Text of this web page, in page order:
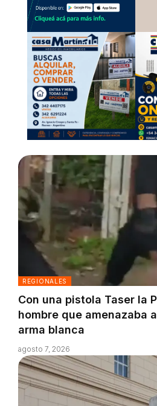
REGIONALES
Con una pistola Taser la
hombre que amenazaba
arma blanca
agosto 7, 2026